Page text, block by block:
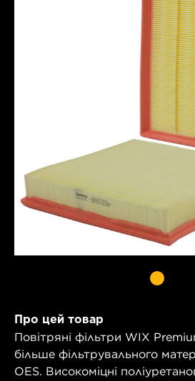
Про цей товар
Повітряні фільтри WIX
більше фільтрувального
OES. Високоміцні